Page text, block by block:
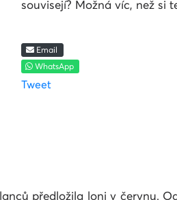
souvisejí? Možná víc, než si
Email
WhatsApp
Tweet
předložila loni v červnu.